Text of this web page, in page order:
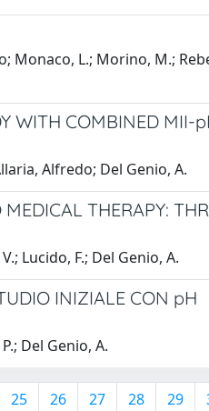
Monaco, L.; Morino, M.;
WITH COMBINED MII-
Alfredo; Del Genio, A.
THERAPY:
Lucido, F.; Del Genio, A.
INIZIALE CON pH
Del Genio, A.
25 26 27 28 29